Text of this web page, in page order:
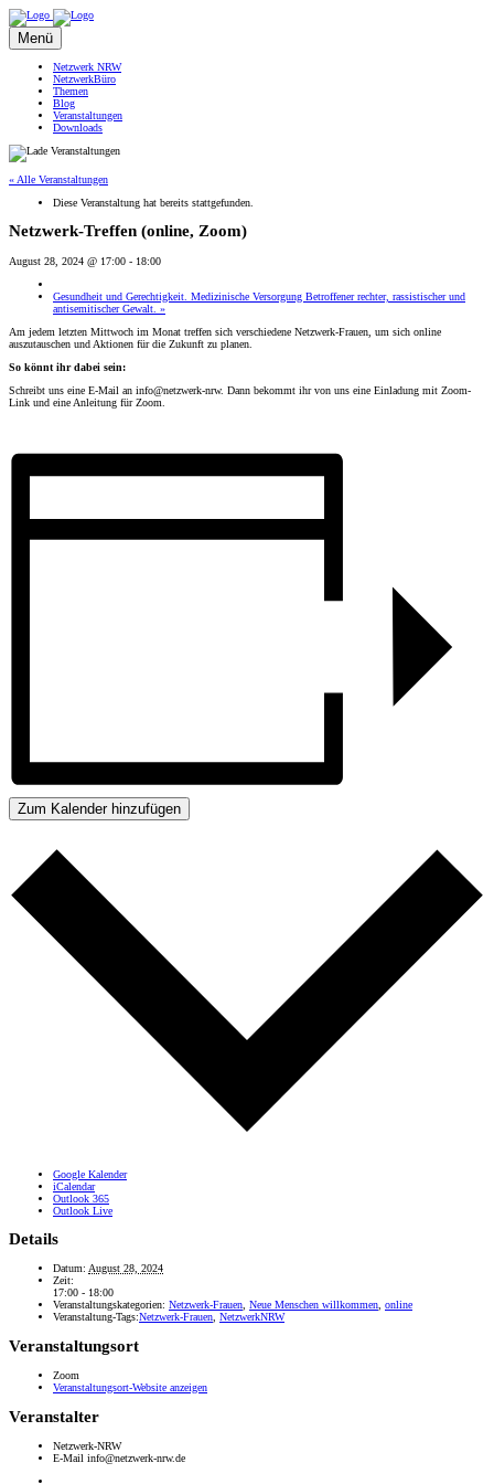
Direkt
zum
Hauptinhalt
Direkt
zur
Hauptnavigation
Menü
Netzwerk NRW
NetzwerkBüro
Themen
Blog
Veranstaltungen
Downloads
« Alle Veranstaltungen
Diese Veranstaltung hat bereits stattgefunden.
Netzwerk-Treffen (online, Zoom)
August 28, 2024 @ 17:00 - 18:00
Gesundheit und Gerechtigkeit. Medizinische Versorgung Betroffener rechter, rassistischer und
antisemitischer Gewalt. »
Am jedem letzten Mittwoch im Monat treffen sich verschiedene Netzwerk-Frauen, um sich online
auszutauschen und Aktionen für die Zukunft zu planen.
So könnt ihr dabei sein:
Schreibt uns eine E-Mail an info@netzwerk-nrw. Dann bekommt ihr von uns eine Einladung mit Zoom-
Link und eine Anleitung für Zoom.
Zum Kalender hinzufügen
Google Kalender
iCalendar
Outlook 365
Outlook Live
Details
Datum: August 28, 2024
Zeit:
17:00 - 18:00
Veranstaltungskategorien: Netzwerk-Frauen, Neue Menschen willkommen, online
Veranstaltung-Tags:Netzwerk-Frauen, NetzwerkNRW
Veranstaltungsort
Zoom
Veranstaltungsort-Website anzeigen
Veranstalter
Netzwerk-NRW
E-Mail info@netzwerk-nrw.de